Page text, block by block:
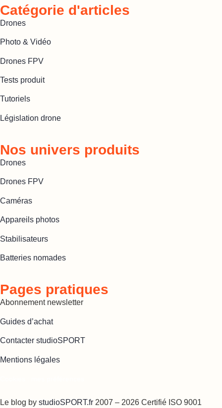
Catégorie d'articles
Drones
Photo & Vidéo
Drones FPV
Tests produit
Tutoriels
Législation drone
Nos univers produits
Drones
Drones FPV
Caméras
Appareils photos
Stabilisateurs
Batteries nomades
Pages pratiques
Abonnement newsletter
Guides d’achat
Contacter studioSPORT
Mentions légales
Le blog by studioSPORT.fr 2007 – 2026 Certifié ISO 9001